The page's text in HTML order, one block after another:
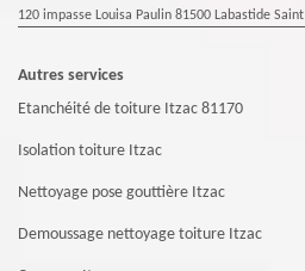
120 impasse Louisa Paulin 81500 Labastide
Autres services
Etanchéité de toiture Itzac 81170
Isolation toiture Itzac
Nettoyage pose gouttière Itzac
Demoussage nettoyage toiture Itzac